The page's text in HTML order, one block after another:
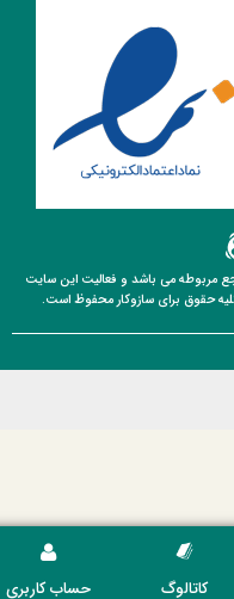
مربوطه می باشد و فعالیت این سایت
حقوق برای سازوکار محفوظ است.
کاتالوگ حساب کاربری